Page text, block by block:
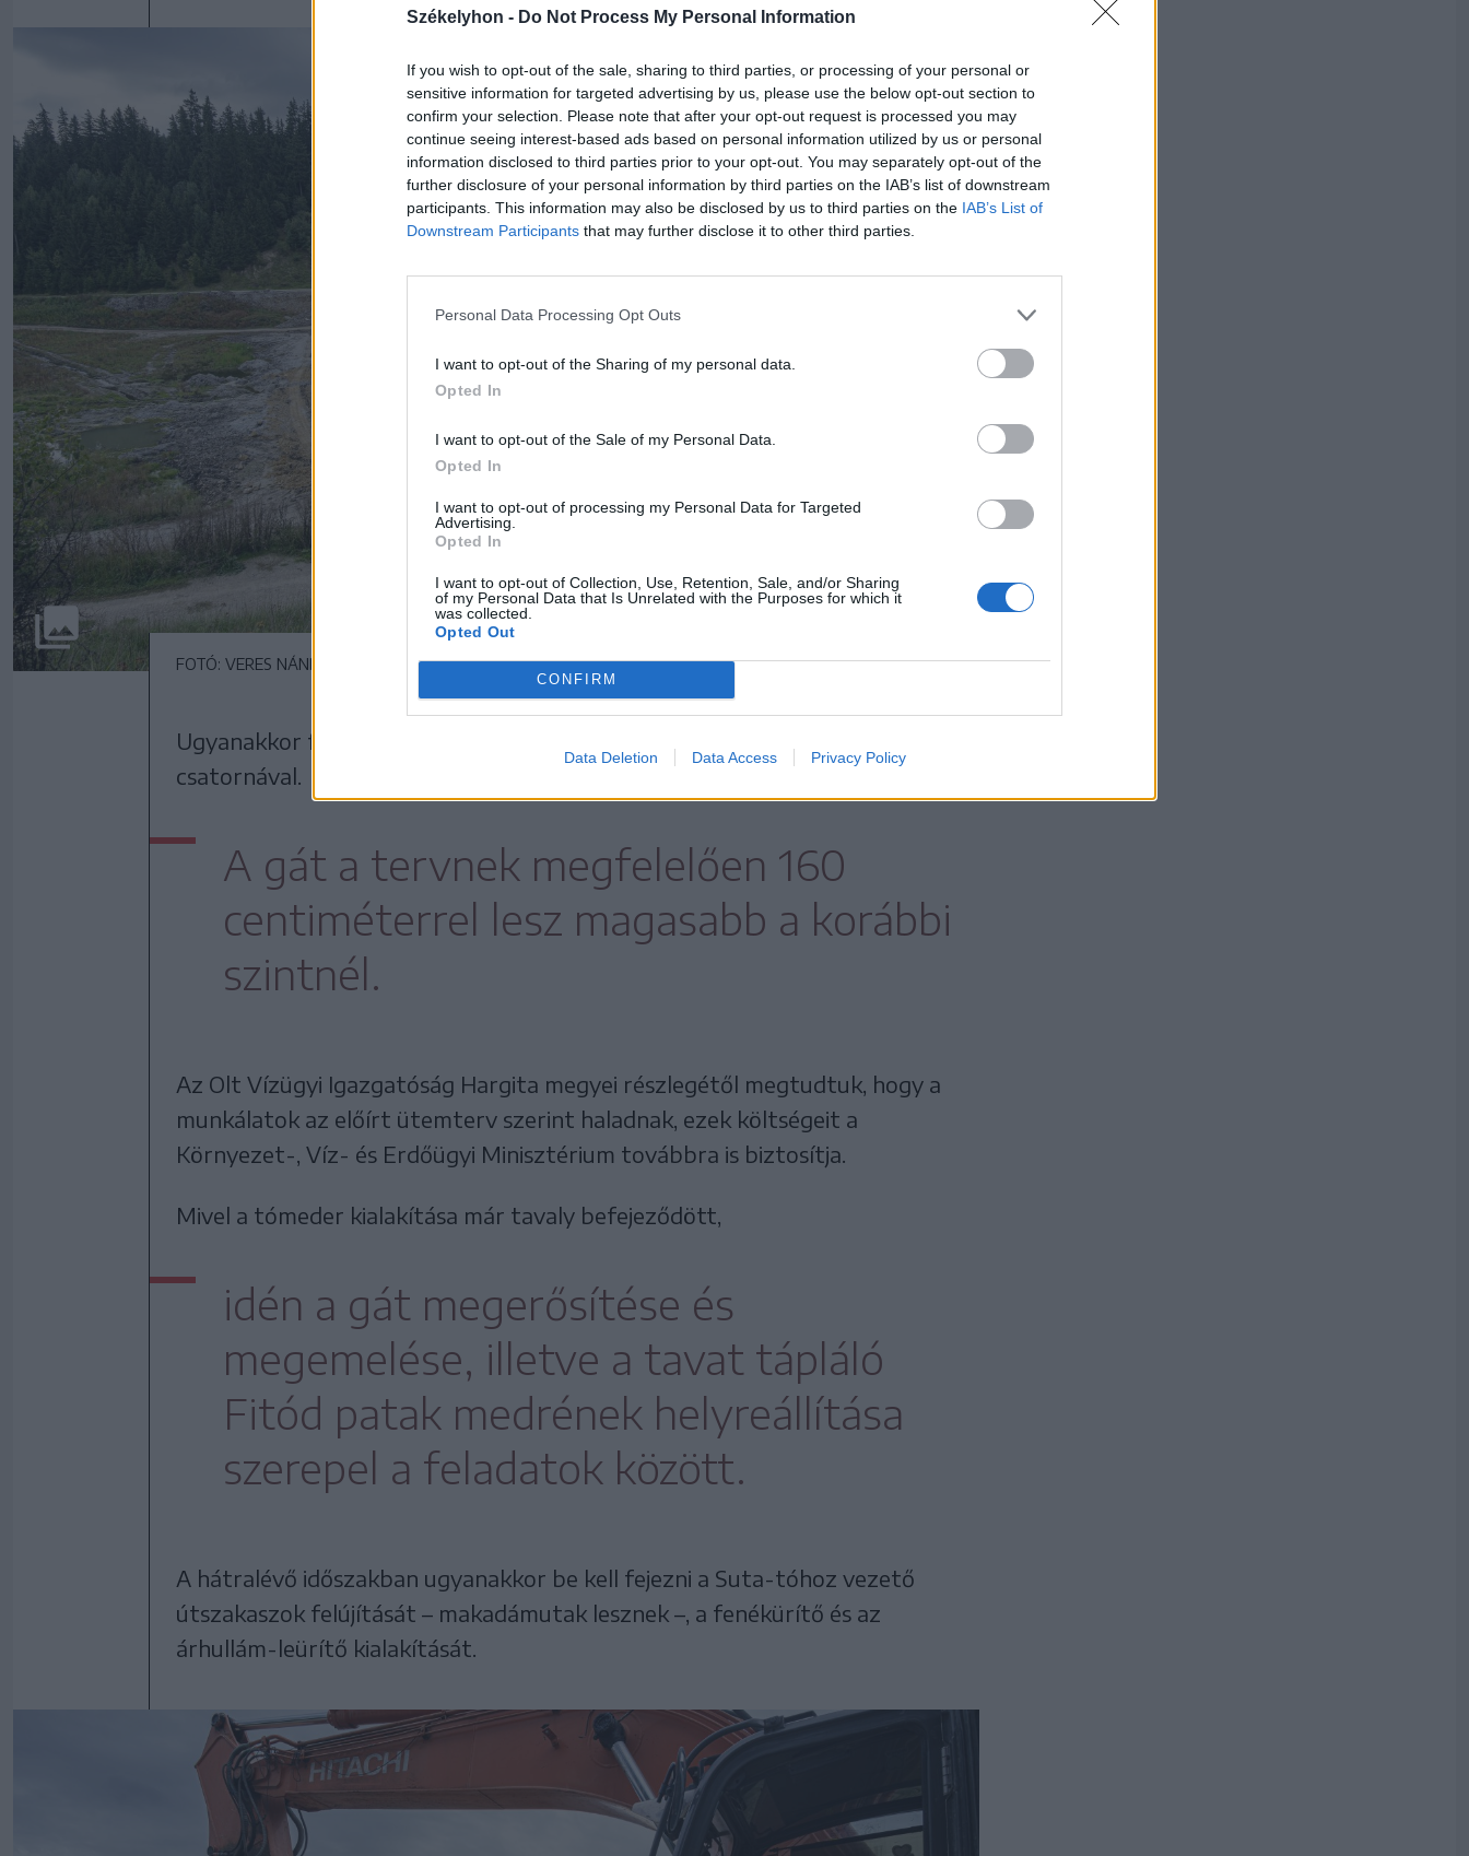
Székelyhon - Do Not Process My Personal Information
If you wish to opt-out of the sale, sharing to third parties, or processing of your personal or
sensitive information for targeted advertising by us, please use the below opt-out section to
confirm your selection. Please note that after your opt-out request is processed you may
continue seeing interest-based ads based on personal information utilized by us or personal
information disclosed to third parties prior to your opt-out. You may separately opt-out of the
further disclosure of your personal information by third parties on the IAB’s list of downstream
participants. This information may also be disclosed by us to third parties on the IAB’s List of
Downstream Participants that may further disclose it to other third parties.
Personal Data Processing Opt Outs
I want to opt-out of the Sharing of my personal data.
Opted In
I want to opt-out of the Sale of my Personal Data.
Opted In
I want to opt-out of processing my Personal Data for Targeted
Advertising.
Opted In
I want to opt-out of Collection, Use, Retention, Sale, and/or Sharing
of my Personal Data that Is Unrelated with the Purposes for which it
was collected.
Opted Out
CONFIRM
Data Deletion Data Access Privacy Policy
FOTÓ: VERES NÁNDOR
Ugyanakkor folyamatban van a fenékürítő kialakítása is, alul kivezető
csatornával.
A gát a tervnek megfelelően 160
centiméterrel lesz magasabb a korábbi
szintnél.
Az Olt Vízügyi Igazgatóság Hargita megyei részlegétől megtudtuk, hogy a
munkálatok az előírt ütemterv szerint haladnak, ezek költségeit a
Környezet-, Víz- és Erdőügyi Minisztérium továbbra is biztosítja.
Mivel a tómeder kialakítása már tavaly befejeződött,
idén a gát megerősítése és
megemelése, illetve a tavat tápláló
Fitód patak medrének helyreállítása
szerepel a feladatok között.
A hátralévő időszakban ugyanakkor be kell fejezni a Suta-tóhoz vezető
útszakaszok felújítását – makadámutak lesznek –, a fenékürítő és az
árhullám-leürítő kialakítását.